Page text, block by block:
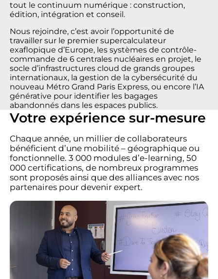
tout le continuum numérique : construction,
édition, intégration et conseil.
Nous rejoindre, c’est avoir l’opportunité de
travailler sur le premier supercalculateur
exaflopique d’Europe, les systèmes de contrôle-
commande de 6 centrales nucléaires en projet, le
socle d’infrastructures cloud de grands groupes
internationaux, la gestion de la cybersécurité du
nouveau Métro Grand Paris Express, ou encore l’IA
générative pour identifier les bagages
abandonnés dans les espaces publics.
Votre expérience sur-mesure
Chaque année, un millier de collaborateurs
bénéficient d’une mobilité – géographique ou
fonctionnelle. 3 000 modules d’e-learning, 50
000 certifications, de nombreux programmes
sont proposés ainsi que des alliances avec nos
partenaires pour devenir expert.